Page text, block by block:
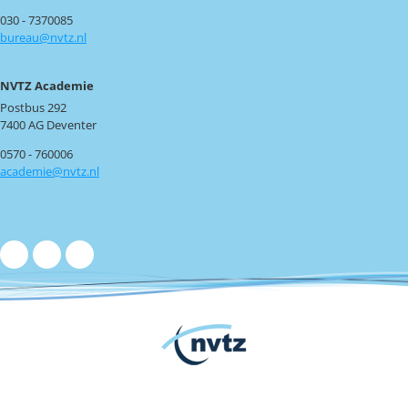
030 - 7370085
bureau@nvtz.nl
NVTZ Academie
Postbus 292
7400 AG Deventer
0570 - 760006
academie@nvtz.nl